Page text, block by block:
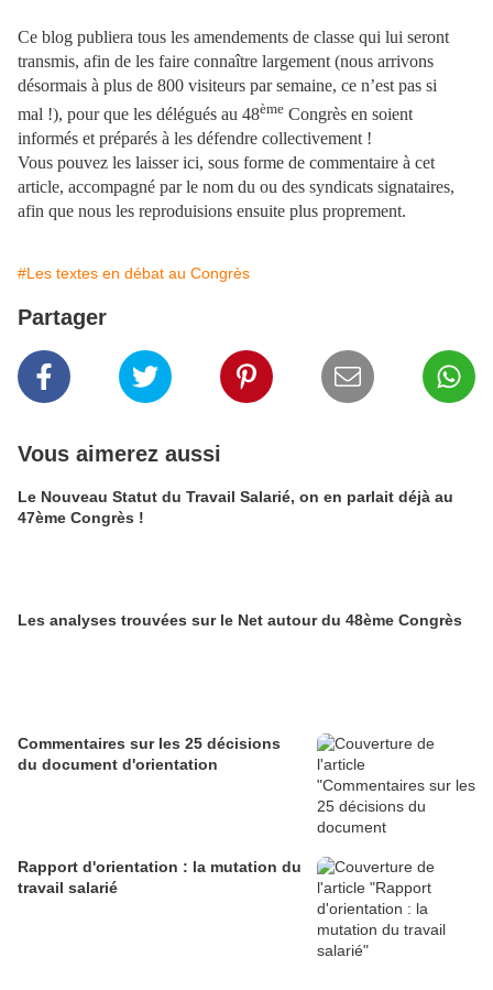
Ce blog publiera tous les amendements de classe qui lui seront
transmis, afin de les faire connaître largement (nous arrivons
désormais à plus de 800 visiteurs par semaine, ce n’est pas si
mal !), pour que les délégués au 48ème Congrès en soient
informés et préparés à les défendre collectivement !
Vous pouvez les laisser ici, sous forme de commentaire à cet
article, accompagné par le nom du ou des syndicats signataires,
afin que nous les reproduisions ensuite plus proprement.
#Les textes en débat au Congrès
Partager
Vous aimerez aussi
Le Nouveau Statut du Travail Salarié, on en parlait déjà au
47ème Congrès !
Les analyses trouvées sur le Net autour du 48ème Congrès
Commentaires sur les 25 décisions
du document d'orientation
Rapport d'orientation : la mutation du
travail salarié